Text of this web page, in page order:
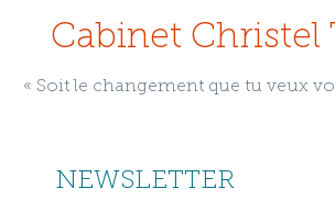
Cabinet Christel
« Soit le changement que tu veux
NEWSLETTER